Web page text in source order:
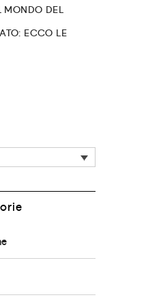
MONDO DEL
ECCO LE